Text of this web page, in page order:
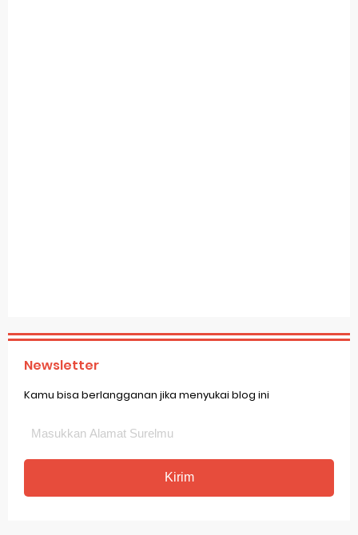
Newsletter
Kamu bisa berlangganan jika menyukai blog ini